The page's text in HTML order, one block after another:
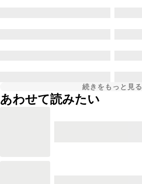
続きをもっと見る
あわせて読みたい